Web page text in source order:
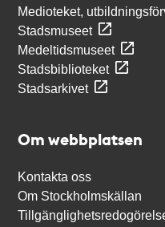
Medioteket,
Stadsmuseet
Medeltidsmuseet
Stadsbiblioteket
Stadsarkivet
Om webbplatsen
Kontakta oss
Om Stockholmskällan